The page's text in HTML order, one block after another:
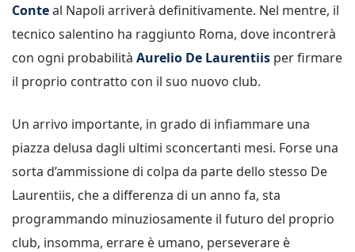
Conteal Napoli arriverà definitivamente. Nel mentre, il
tecnico salentino ha raggiunto Roma, dove incontrerà
con ogni probabilità Aurelio De Laurentiis per firmare
il proprio contratto con il suo nuovo club.
Un arrivo importante, in grado di infiammare una
piazza delusa dagli ultimi sconcertanti mesi. Forse una
sorta d’ammissione di colpa da parte dello stesso De
Laurentiis, che a differenza di un anno fa, sta
programmando minuziosamente il futuro del proprio
club, insomma, errare è umano, perseverare è